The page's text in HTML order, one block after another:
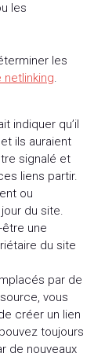
les
les
.
indiquer qu’il
ils auraient
signalé et
liens partir.
ou
du site.
une
du site
par de
vous
créer un lien
toujours
de nouveaux